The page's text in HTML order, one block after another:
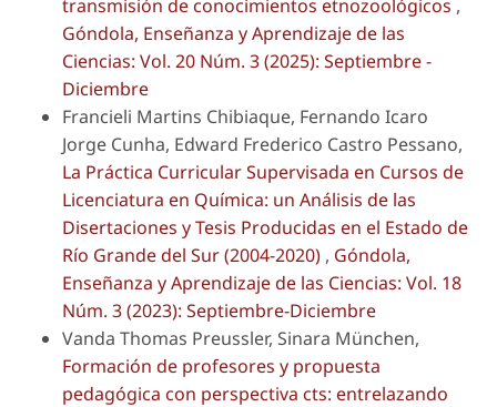
transmisión de conocimientos etnozoológicos ,
Góndola, Enseñanza y Aprendizaje de las
Ciencias: Vol. 20 Núm. 3 (2025): Septiembre -
Diciembre
Francieli Martins Chibiaque, Fernando Icaro
Jorge Cunha, Edward Frederico Castro Pessano,
La Práctica Curricular Supervisada en Cursos de
Licenciatura en Química: un Análisis de las
Disertaciones y Tesis Producidas en el Estado de
Río Grande del Sur (2004-2020) , Góndola,
Enseñanza y Aprendizaje de las Ciencias: Vol. 18
Núm. 3 (2023): Septiembre-Diciembre
Vanda Thomas Preussler, Sinara München,
Formación de profesores y propuesta
pedagógica con perspectiva cts: entrelazando